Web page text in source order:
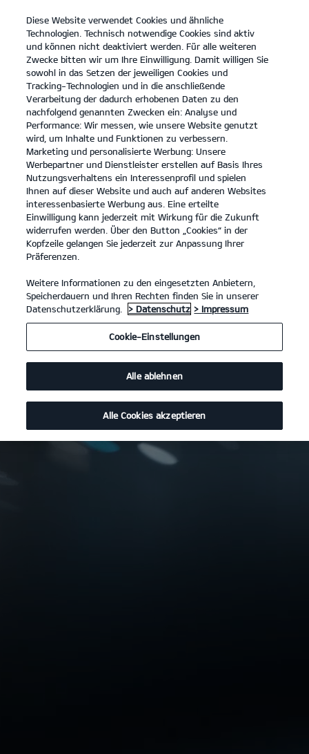
open
menu
KONTAKT
Der EV9 GT
Konfigurator
... ... DER EV9 GT
Der neue Kia EV9 GT.
Vollelektrische SUV-Power.
Diese Website verwendet Cookies und ähnliche
Technologien. Technisch notwendige Cookies sind aktiv
und können nicht deaktiviert werden. Für alle weiteren
Zwecke bitten wir um Ihre Einwilligung. Damit willigen Sie
sowohl in das Setzen der jeweiligen Cookies und
Tracking-Technologien und in die anschließende
Verarbeitung der dadurch erhobenen Daten zu den
nachfolgend genannten Zwecken ein: Analyse und
Performance: Wir messen, wie unsere Website genutzt
wird, um Inhalte und Funktionen zu verbessern.
Marketing und personalisierte Werbung: Unsere
Werbepartner und Dienstleister erstellen auf Basis Ihres
Nutzungsverhaltens ein Interessenprofil und spielen
Ihnen auf dieser Website und auch auf anderen Websites
interessenbasierte Werbung aus. Eine erteilte
Einwilligung kann jederzeit mit Wirkung für die Zukunft
widerrufen werden. Über den Button „Cookies“ in der
Kopfzeile gelangen Sie jederzeit zur Anpassung Ihrer
Präferenzen.
Weitere Informationen zu den eingesetzten Anbietern,
Speicherdauern und Ihren Rechten finden Sie in unserer
Datenschutzerklärung.
> Datenschutz > Impressum
Cookie-Einstellungen
Alle ablehnen
Alle Cookies akzeptieren